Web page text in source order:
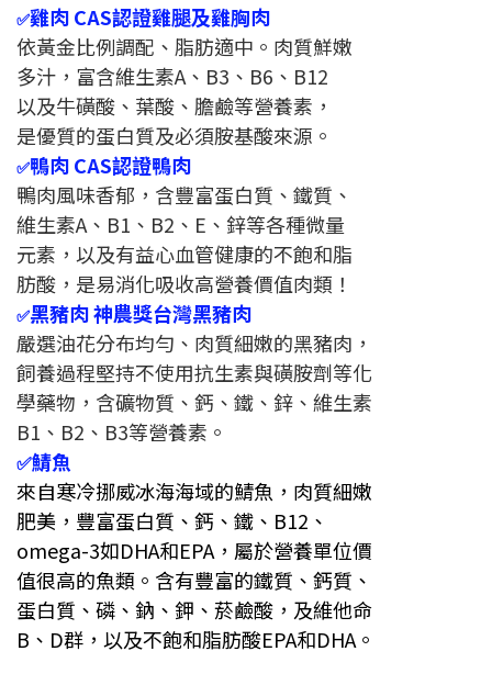
✅雞肉 CAS認證雞腿及雞胸肉
依黃金比例調配、脂肪適中。肉質鮮嫩
多汁，富含維生素A、B3、B6、B12
以及牛磺酸、葉酸、膽鹼等營養素，
是優質的蛋白質及必須胺基酸來源。
✅鴨肉 CAS認證鴨肉
鴨肉風味香郁，含豐富蛋白質、鐵質、
維生素A、B1、B2、E、鋅等各種微量
元素，以及有益心血管健康的不飽和脂
肪酸，是易消化吸收高營養價值肉類！
✅黑豬肉 神農獎台灣黑豬肉
嚴選油花分布均勻、肉質細嫩的黑豬肉，
飼養過程堅持不使用抗生素與磺胺劑等化
學藥物，含礦物質、鈣、鐵、鋅、維生素
B1、B2、B3等營養素。
✅鯖魚
來自寒冷挪威冰海海域的鯖魚，肉質細嫩
肥美，豐富蛋白質、鈣、鐵、B12、
omega-3如DHA和EPA，屬於營養單位價
值很高的魚類。含有豐富的鐵質、鈣質、
蛋白質、磷、鈉、鉀、菸鹼酸，及維他命
B、D群，以及不飽和脂肪酸EPA和DHA。